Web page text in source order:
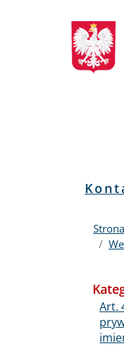
Biuletyn
Informacji
Publicznej
Art.